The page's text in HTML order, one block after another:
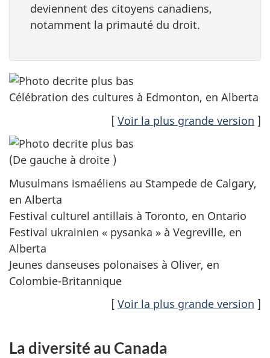
deviennent des citoyens canadiens,
notamment la primauté du droit.
Célébration des cultures à Edmonton, en Alberta
[ Voir la plus grande version ]
(De gauche à droite )
Musulmans ismaéliens au Stampede de Calgary,
en Alberta
Festival culturel antillais à Toronto, en Ontario
Festival ukrainien « pysanka » à Vegreville, en
Alberta
Jeunes danseuses polonaises à Oliver, en
Colombie-Britannique
[ Voir la plus grande version ]
La diversité au Canada